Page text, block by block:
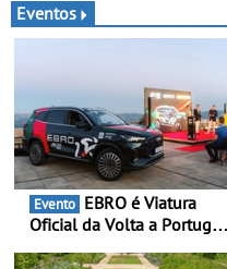
Eventos
Evento
Oficial da Volta a Portugal